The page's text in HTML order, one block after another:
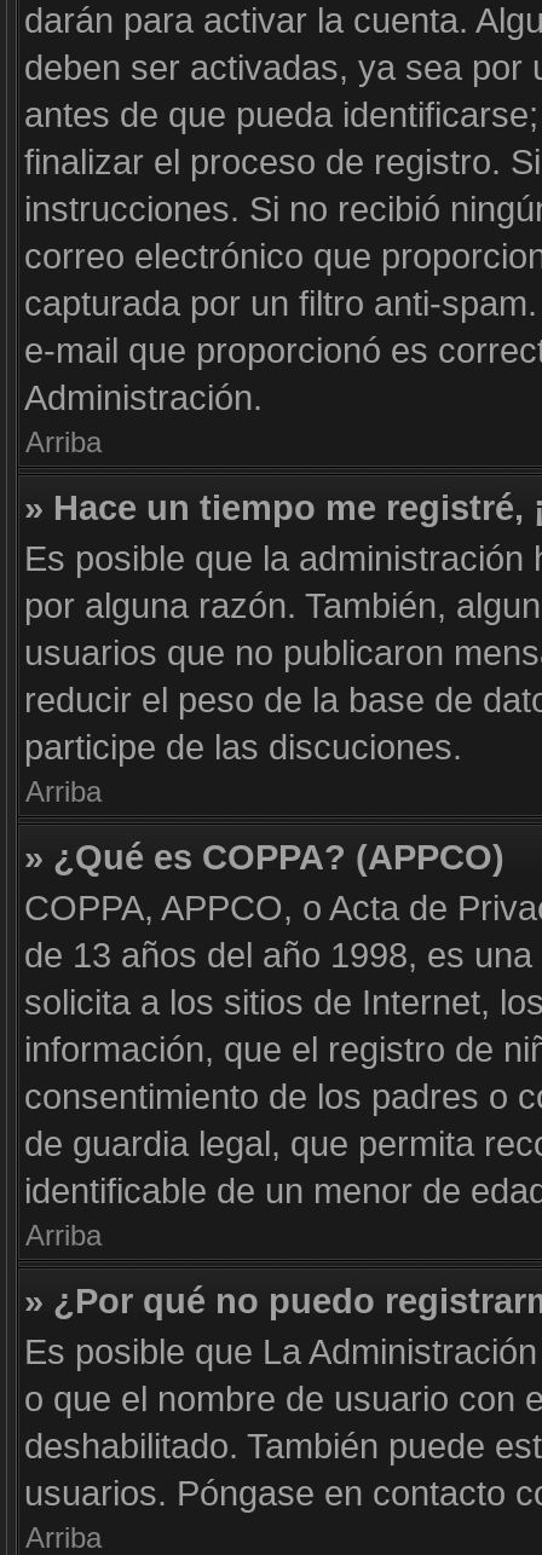
darán para activar la cuenta.
deben ser activadas, ya sea por
antes de que pueda
finalizar el proceso de registro.
instrucciones. Si no recibió
correo electrónico que
capturada por un filtro anti-
e-mail que proporcionó es
Administración.
Arriba
» Hace un tiempo me
Es posible que la
por alguna razón. También,
usuarios que no publicaron
reducir el peso de la base de
participe de las discuciones.
Arriba
» ¿Qué es COPPA? (APPCO)
COPPA, APPCO, o Acta de
de 13 años del año 1998, es
solicita a los sitios de Internet,
información, que el registro de
consentimiento de los padres o
de guardia legal, que permita
identificable de un menor de
Arriba
» ¿Por qué no puedo
Es posible que La
o que el nombre de usuario con
deshabilitado. También puede
usuarios. Póngase en contacto
Arriba